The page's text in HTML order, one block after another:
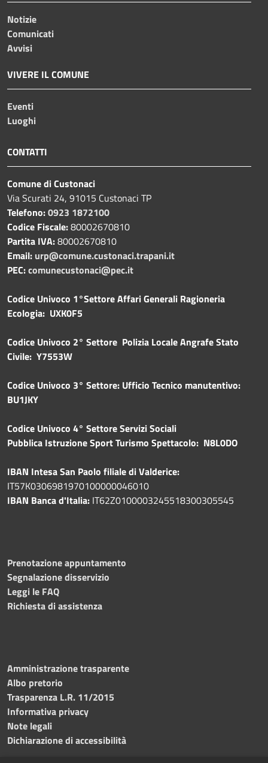
Notizie
Comunicati
Avvisi
VIVERE IL COMUNE
Eventi
Luoghi
CONTATTI
Comune di Custonaci
Via Scurati 24, 91015 Custonaci TP
Telefono:0923 1872100
Codice Fiscale:80002670810
Partita IVA:80002670810
Email: urp@comune.custonaci.trapani.it
PEC:comunecustonaci@pec.it
Codice Univoco 1°Settore Affari Generali Ragioneria
Ecologia: UXK0F5
Codice Univoco 2° Settore Polizia Locale Angrafe Stato
Civile: Y7553W
Codice Univoco 3° Settore: Ufficio Tecnico manutentivo:
BU1JKY
Codice Univoco 4° Settore Servizi Sociali
Pubblica Istruzione Sport Turismo Spettacolo: N8L0DO
IBAN Intesa San Paolo filiale di Valderice:
IT57K0306981970100000046010
IBAN Banca d'Italia: IT62Z0100003245518300305545
Prenotazione appuntamento
Segnalazione disservizio
Leggi le FAQ
Richiesta di assistenza
Amministrazione trasparente
Albo pretorio
Trasparenza L.R. 11/2015
Informativa privacy
Note legali
Dichiarazione di accessibilità